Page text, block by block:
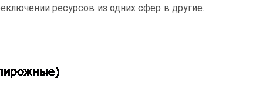
ресурсов из одних сфер в другие.